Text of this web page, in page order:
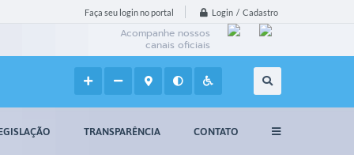
Faça seu login no portal Login / Cadastro
Acompanhe nossos
canais oficiais
TRANSPARÊNCIA CONTATO